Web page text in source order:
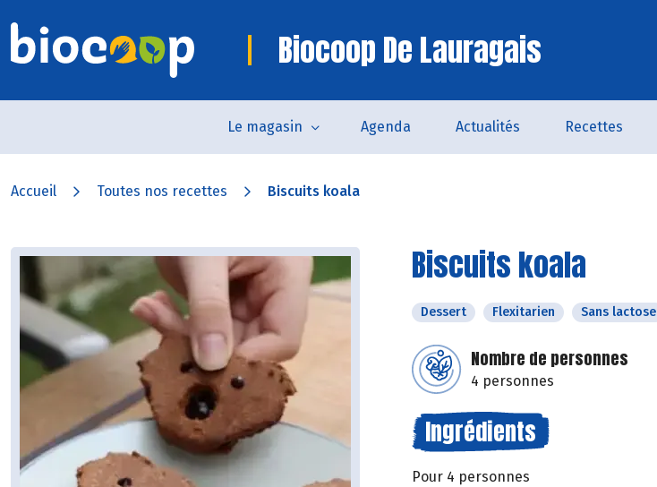
Biocoop De Lauragais
Le magasin Agenda Actualités Recettes
Accueil Toutes nos recettes Biscuits koala
Biscuits koala
Dessert Flexitarien Sans lactose
Nombre de personnes
4 personnes
Ingrédients
Pour 4 personnes